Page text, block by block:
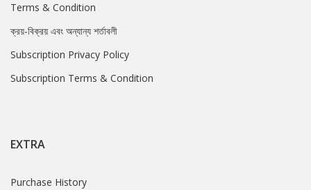
Terms & Condition
ক্রয়-বিক্রয় এবং অন্যান্য শর্তাবলী
Subscription Privacy Policy
Subscription Terms & Condition
EXTRA
Purchase History